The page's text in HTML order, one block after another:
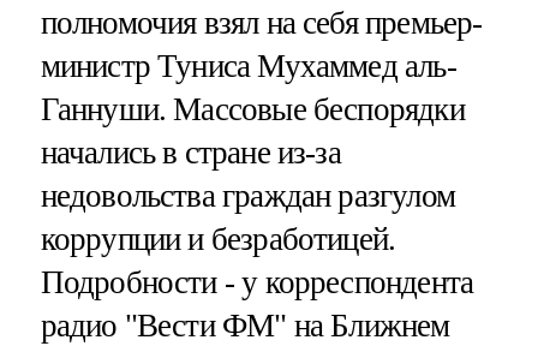
полномочия взял на себя премьер-
министр Туниса Мухаммед аль-
Ганнуши. Массовые беспорядки
начались в стране из-за
недовольства граждан разгулом
коррупции и безработицей.
Подробности - у корреспондента
радио "Вести ФМ" на Ближнем